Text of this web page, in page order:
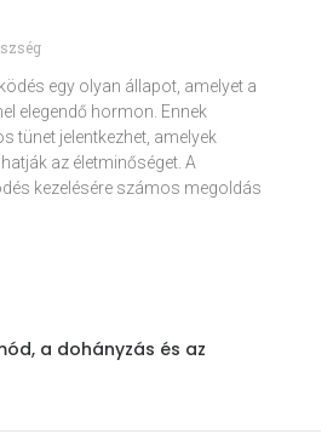
egy olyan állapot, amelyet a
elegendő hormon. Ennek
tünet jelentkezhet, amelyek
az életminőséget. A
kezelésére számos megoldás
a dohányzás és az